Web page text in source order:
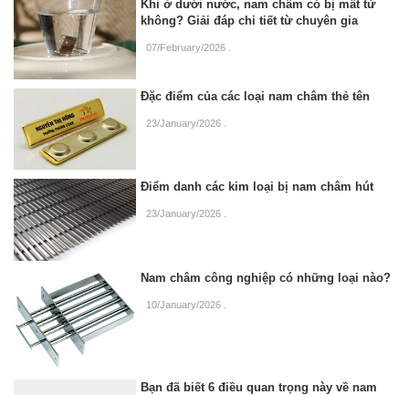
Khi ở dưới nước, nam châm có bị mất từ
không? Giải đáp chi tiết từ chuyên gia
07/February/2026 .
Đặc điểm của các loại nam châm thẻ tên
23/January/2026
Điểm danh các kim loại bị nam châm hút
23/January/2026
Nam châm công nghiệp có những loại nào?
10/January/2026
Bạn đã biết 6 điều quan trọng này về nam